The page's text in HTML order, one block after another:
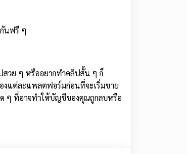
นฟรี ๆ
สวย ๆ หรืออยากทำคลิปสั้น ๆ ก็
งแต่ละแพลตฟอร์มก่อนที่จะเริ่มขาย
ๆ ที่อาจทำให้บัญชีของคุณถูกลบหรือ